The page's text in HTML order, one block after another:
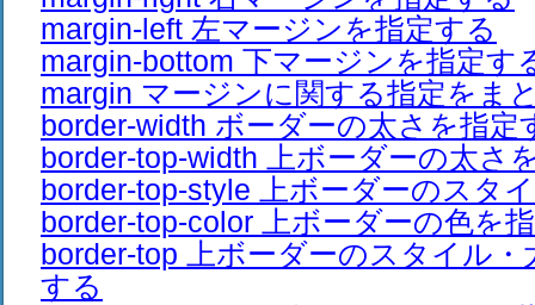
margin-left 左マージンを指定する
margin-bottom 下マージンを指定す
margin マージンに関する指定をま
border-width ボーダーの太さを指定
border-top-width 上ボーダーの太さ
border-top-style 上ボーダーのスタ
border-top-color 上ボーダーの色を
border-top 上ボーダーのスタイル・
する